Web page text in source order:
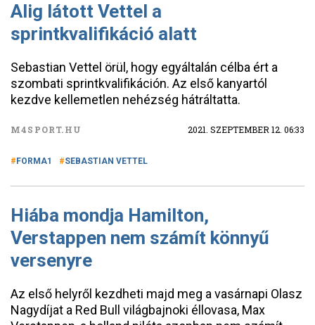
Alig látott Vettel a
sprintkvalifikáció alatt
Sebastian Vettel örül, hogy egyáltalán célba ért a
szombati sprintkvalifikáción. Az első kanyartól
kezdve kellemetlen nehézség hátráltatta.
M4SPORT.HU 2021. SZEPTEMBER 12. 06:33
FORMA1 SEBASTIAN VETTEL
Hiába mondja Hamilton,
Verstappen nem számít könnyű
versenyre
Az első helyről kezdheti majd meg a vasárnapi Olasz
Nagydíjat a Red Bull világbajnoki éllovasa, Max